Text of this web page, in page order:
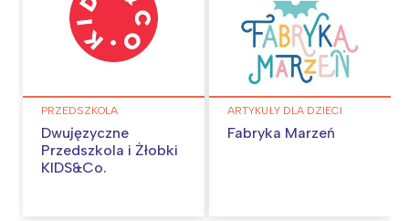
PRZEDSZKOLA
Dwujęzyczne
Przedszkola i Żłobki
KIDS&Co.
ARTYKUŁY DLA DZIECI
Fabryka Marzeń
Interesują mnie wydarzenia z
tego regionu: